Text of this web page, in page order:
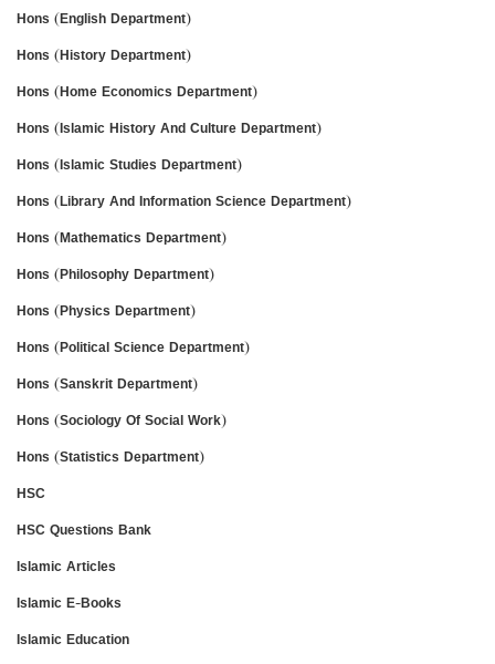
Hons (English Department)
Hons (History Department)
Hons (Home Economics Department)
Hons (Islamic History And Culture Department)
Hons (Islamic Studies Department)
Hons (Library And Information Science Department)
Hons (Mathematics Department)
Hons (Philosophy Department)
Hons (Physics Department)
Hons (Political Science Department)
Hons (Sanskrit Department)
Hons (Sociology Of Social Work)
Hons (Statistics Department)
HSC
HSC Questions Bank
Islamic Articles
Islamic E-Books
Islamic Education